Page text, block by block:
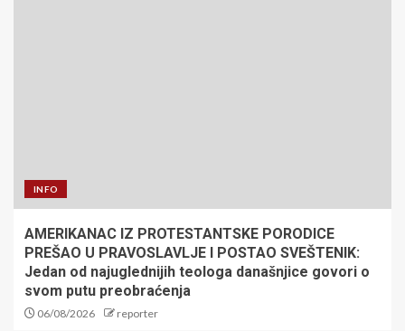
INFO
AMERIKANAC IZ PROTESTANTSKE PORODICE
PREŠAO U PRAVOSLAVLJE I POSTAO SVEŠTENIK:
Jedan od najuglednijih teologa današnjice govori o
svom putu preobraćenja
06/08/2026 reporter